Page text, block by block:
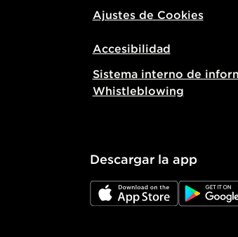
Ajustes de Cookies
Accesibilidad
Sistema interno de
Whistleblowing
Descargar la app
JD App Store JD Google